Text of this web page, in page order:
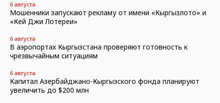
6 августа
Мошенники запускают рекламу от имени «Кыргызлото» и
«Кей Джи Лотереи»
6 августа
В аэропортах Кыргызстана проверяют готовность к
чрезвычайным ситуациям
6 августа
Капитал Азербайджано-Кыргызского фонда планируют
увеличить до $200 млн